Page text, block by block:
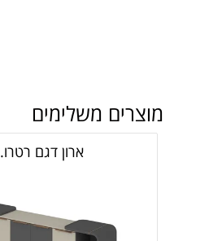
מוצרים משלימים
ארון דגם רטרו.